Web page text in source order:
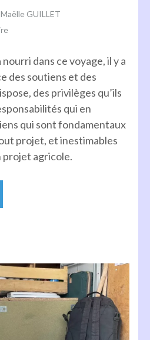
Maëlle GUILLET
nourri dans ce voyage, il y a
des soutiens et des
des privilèges qu’ils
qui en
qui sont fondamentaux
projet, et inestimables
projet agricole.